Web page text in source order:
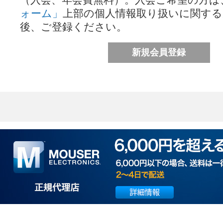
ォーム」
上部の個人情報取り扱いに関す
後、ご登録ください。
新規会員登録